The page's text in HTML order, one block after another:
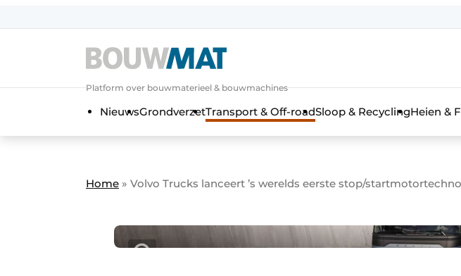
Algemene voorwaarden
BedrijvenAanmeldenAanmelden FR
Bedankt voor de aanmelding
Bedankt voor de aanmelding FR
Bedrijven
Bouwmat | Platform over bouwmaterieel & bouwmachines
Direct contact
Platform over bouwmaterieel & bouwmachines
NieuwsGrondverzetTransport & Off-roadSloop & RecyclingHeien &
Home » Volvo Trucks lanceert ’s werelds eerste stop/